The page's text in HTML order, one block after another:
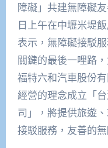
障礙」共建無障礙
日上午在中壢米堤
表示，無障礙接駁
關鍵的最後一哩路
福特六和汽車股份
經營的理念成立「
司」，將提供旅遊
接駁服務，友善的